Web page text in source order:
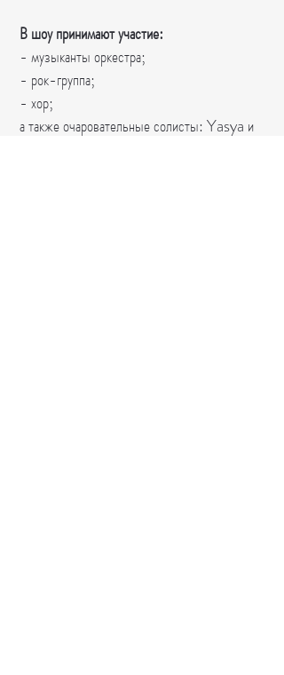
В шоу принимают участие:
- музыканты оркестра;
- рок-группа;
- хор;
а также очаровательные солисты: Yasya и